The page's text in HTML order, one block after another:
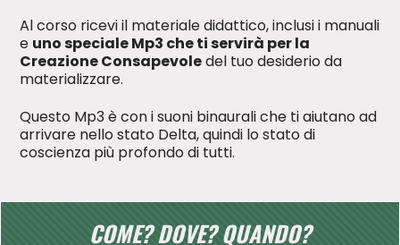
Al corso ricevi il materiale didattico, inclusi i manuali
e uno speciale Mp3 che ti servirà per la
Creazione Consapevoledel tuo desiderio da
materializzare.
Questo Mp3 è con i suoni binaurali che ti aiutano ad
arrivare nello stato Delta, quindi lo stato di
coscienza più profondo di tutti.
COME? DOVE? QUANDO?